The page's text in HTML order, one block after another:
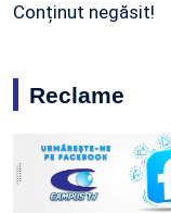
Conținut negăsit!
Reclame